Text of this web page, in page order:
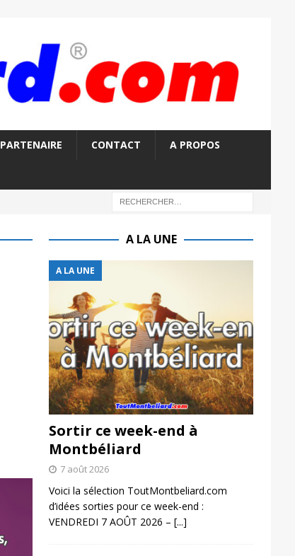
PARTENAIRE CONTACT A PROPOS
A LA UNE
A LA UNE
Sortir ce week-end à
Montbéliard
7 août 2026
Voici la sélection ToutMontbeliard.com
d’idées sorties pour ce week-end :
VENDREDI 7 AOÛT 2026 – [...]